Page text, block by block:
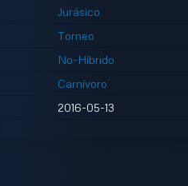
Jurásico
Torneo
No-Híbrido
Carnívoro
2016-05-13